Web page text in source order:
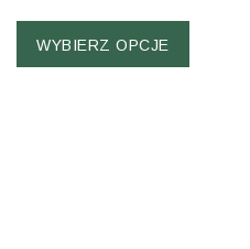
WYBIERZ OPCJE